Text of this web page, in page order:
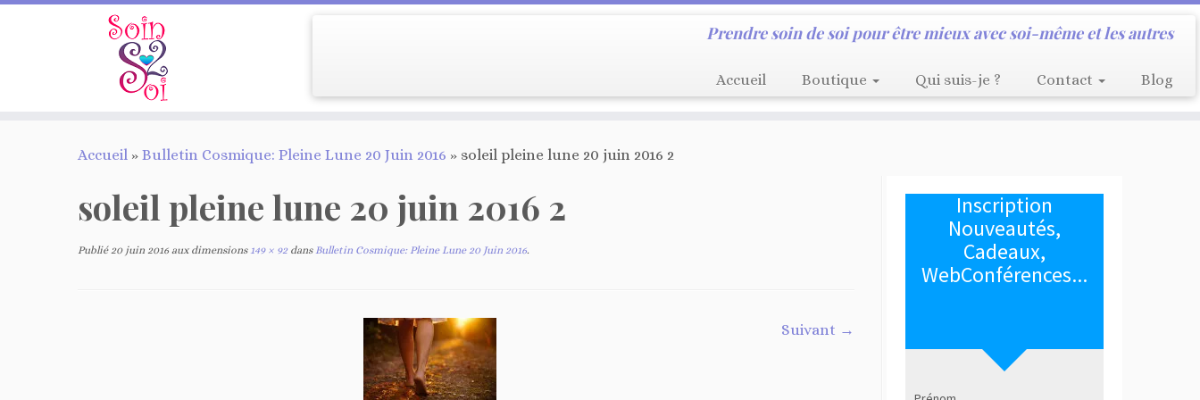
Prendre soin de soi pour être mieux avec soi-même et les autres
Accueil Boutique Qui suis-je ? Contact Blog
Accueil » Bulletin Cosmique: Pleine Lune 20 Juin 2016 » soleil pleine lune 20 juin 2016 2
soleil pleine lune 20 juin 2016 2
Publié 20 juin 2016 aux dimensions149 × 92 dansBulletin Cosmique: Pleine Lune 20 Juin 2016.
Suivant →